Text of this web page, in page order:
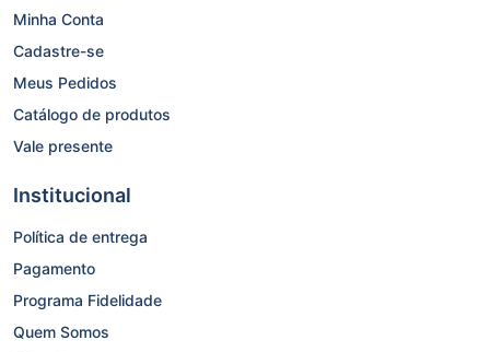
Minha Conta
Cadastre-se
Meus Pedidos
Catálogo de produtos
Vale presente
Institucional
Política de entrega
Pagamento
Programa Fidelidade
Quem Somos